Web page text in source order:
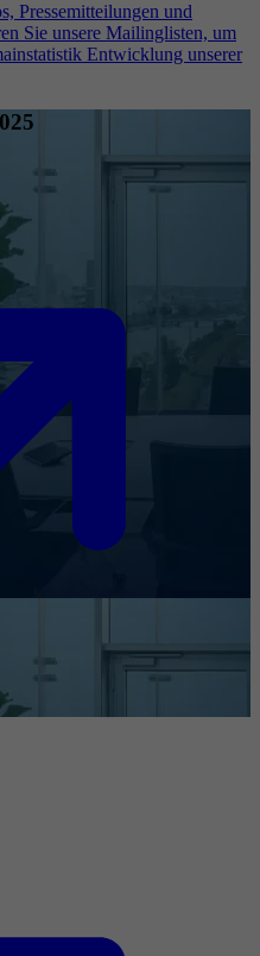
Pressemitteilungen und
Sie unsere Mailinglisten, um
Entwicklung unserer